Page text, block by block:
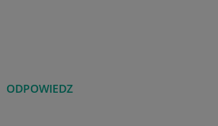
ODPOWIEDZ